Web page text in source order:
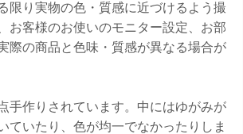
限り実物の色・質感に近づけるよう撮
お客様のお使いのモニター設定、お部
際の商品と色味・質感が異なる場合が
手作りされています。中にはゆがみが
ていたり、色が均一でなかったりしま